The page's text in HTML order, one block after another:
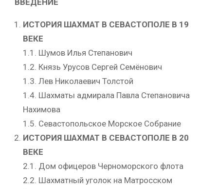
ВВЕДЕНИЕ
ИСТОРИЯ ШАХМАТ В СЕВАСТОПОЛЕ В 19
ВЕКЕ
1.1. Шумов Илья Степанович
1.2. Князь Урусов Сергей Семёнович
1.3. Лев Николаевич Толстой
1.4. Шахматы адмирала Павла Степановича
Нахимова
1.5. Севастопольское Морское Собрание
ИСТОРИЯ ШАХМАТ В СЕВАСТОПОЛЕ В 20
ВЕКЕ
2.1. Дом офицеров Черноморского флота
2.2. Шахматный уголок на Матросском